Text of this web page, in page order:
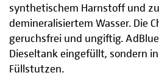
synthetischem Harnstoff und
demineralisiertem Wasser. Die
geruchsfrei und ungiftig.
Dieseltank eingefüllt, sondern
Füllstutzen.